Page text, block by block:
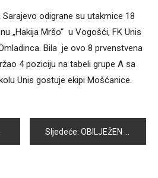
odigrane su utakmice 18
„Hakija Mršo“ u Vogošći, FK Unis
Bila je ovo 8 prvenstvena
4 poziciju na tabeli grupe A sa
Unis gostuje ekipi Mošćanice.
Sljedeće: OBILJEŽEN 03. MAJ SVJETSKI DAN SLOBODE MEDIJA